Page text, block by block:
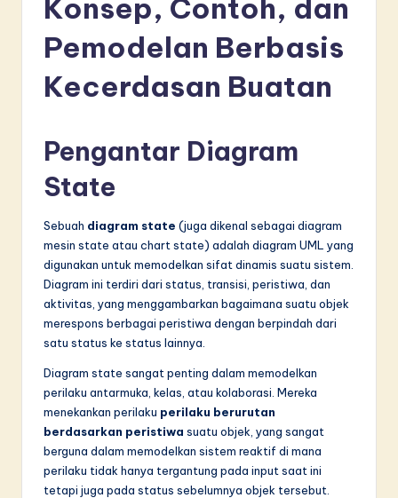
L
in
A
Konsep, Contoh, dan
Pemodelan Berbasis
Kecerdasan Buatan
Pengantar Diagram
State
Sebuah diagram state (juga dikenal sebagai diagram
mesin state atau chart state) adalah diagram UML yang
digunakan untuk memodelkan sifat dinamis suatu sistem.
Diagram ini terdiri dari status, transisi, peristiwa, dan
aktivitas, yang menggambarkan bagaimana suatu objek
merespons berbagai peristiwa dengan berpindah dari
satu status ke status lainnya.
Diagram state sangat penting dalam memodelkan
perilaku antarmuka, kelas, atau kolaborasi. Mereka
menekankan perilaku perilaku berurutan
berdasarkan peristiwa suatu objek, yang sangat
berguna dalam memodelkan sistem reaktif di mana
perilaku tidak hanya tergantung pada input saat ini
tetapi juga pada status sebelumnya objek tersebut.